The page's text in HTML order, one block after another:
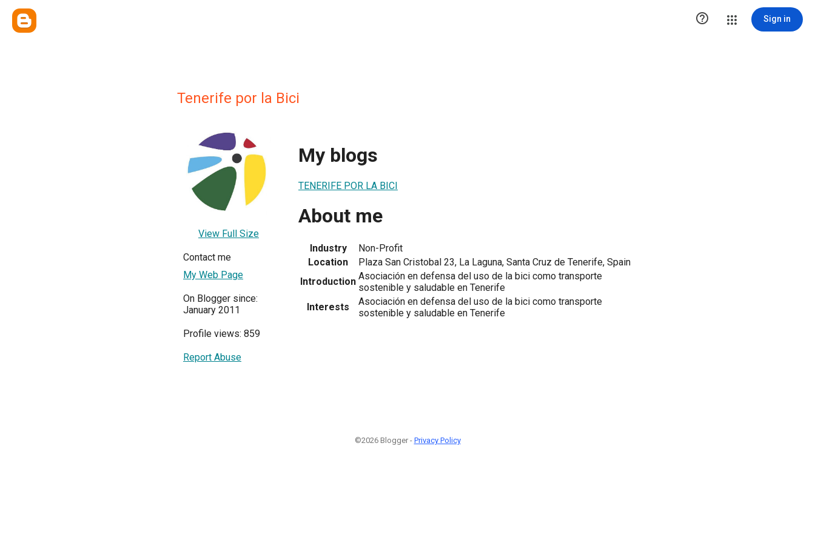
 Sign in
Tenerife por la Bici
View Full Size
Contact me
My Web Page
On Blogger since:
January 2011
Profile views: 859
Report Abuse
My blogs
TENERIFE POR LA BICI
About me
Industry
Non-Profit
Location
Plaza San Cristobal 23, La Laguna, Santa Cruz de Tenerife, Spain
Introduction Asociación en defensa del uso de la bici como transporte
sostenible y saludable en Tenerife
Interests
Asociación en defensa del uso de la bici como transporte
sostenible y saludable en Tenerife
©2026 Blogger - Privacy Policy